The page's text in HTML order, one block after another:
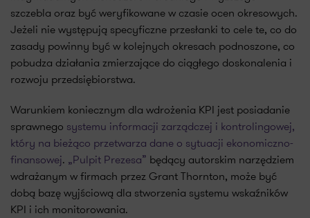
szczebla oraz być weryfikowane w czasie ocen okresowych.
Jeżeli nie występują specyficzne przesłanki to cele te, co do
zasady powinny być w kolejnych okresach podnoszone, co
pobudza działania zmierzające do ciągłego doskonalenia i
rozwoju przedsiębiorstwa.
Warunkiem koniecznym dla wdrożenia KPI jest posiadanie
sprawnego systemu informacji zarządczej i kontrolingowej,
który na bieżąco przetwarza dane o sytuacji ekonomiczno-
finansowej. „Pulpit Prezesa” będący autorskim narzędziem
wdrażanym w firmach przez Grant Thornton, może być
dobą bazę wyjściową dla stworzenia systemu wskaźników
KPI i ich monitorowania.